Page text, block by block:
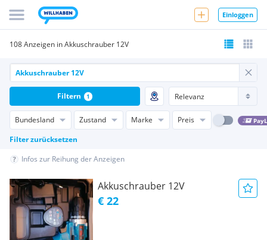
Einloggen
108 Anzeigen in Akkuschrauber 12V
Bundesland Zustand Marke Preis
Filter zurücksetzen
Filtern 1
Infos zur Reihung der Anzeigen
Akkuschrauber 12V
€ 22